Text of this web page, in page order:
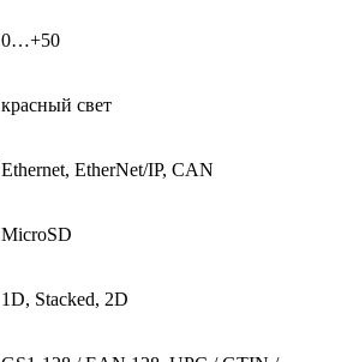
0…+50
красный свет
Ethernet, EtherNet/IP, CAN
MicroSD
1D, Stacked, 2D